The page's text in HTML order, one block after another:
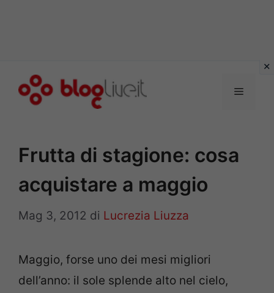
Menu
Frutta di stagione: cosa
acquistare a maggio
Mag 3, 2012 di Lucrezia Liuzza
Maggio, forse uno dei mesi migliori
dell’anno: il sole splende alto nel cielo,